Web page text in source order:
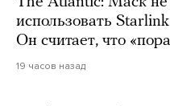
использовать
Он считает, что
19 часов назад